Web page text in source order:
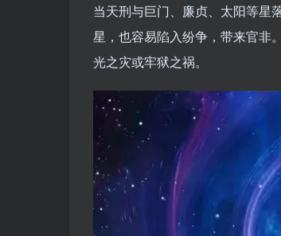
当天刑与巨门、廉贞、太阳等星
星，也容易陷入纷争，带来官非
光之灾或牢狱之祸。